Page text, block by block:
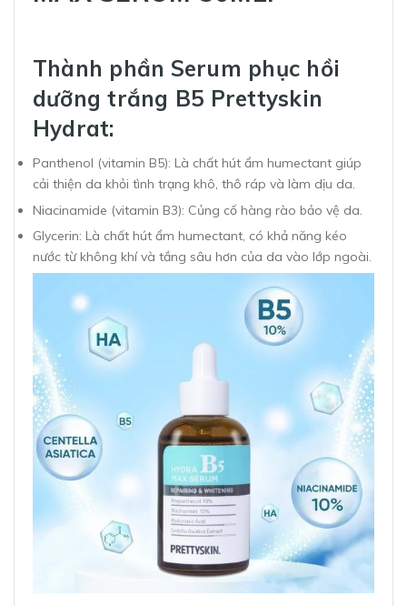
Thành phần Serum phục hồi
dưỡng trắng B5 Prettyskin
Hydrat:
Panthenol (vitamin B5): Là chất hút ẩm humectant giúp
cải thiện da khỏi tình trạng khô, thô ráp và làm dịu da.
Niacinamide (vitamin B3): Củng cố hàng rào bảo vệ da.
Glycerin: Là chất hút ẩm humectant, có khả năng kéo
nước từ không khí và tầng sâu hơn của da vào lớp ngoài.